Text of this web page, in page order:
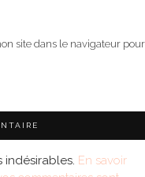
site dans le navigateur pour
indésirables. En savoir